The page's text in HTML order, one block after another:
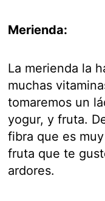
Merienda:
La merienda la
muchas
tomaremos un
yogur, y fruta.
fibra que es
fruta que te
ardores.